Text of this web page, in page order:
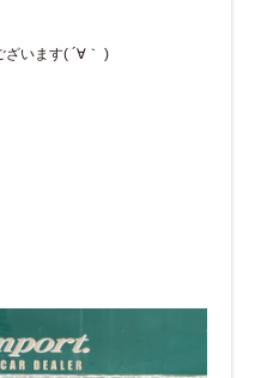
います( ´∀｀ )